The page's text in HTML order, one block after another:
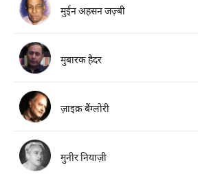
मुईन अहसन जज़्बी
मुबारक हैदर
ज़ाइक़ बैंग्लोरी
मुनीर नियाज़ी